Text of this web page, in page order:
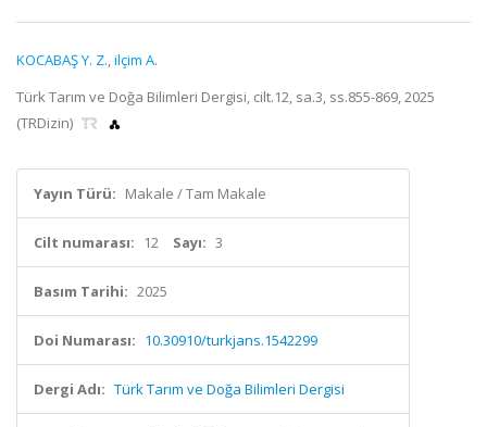
KOCABAŞ Y. Z.,ilçim A.
Türk Tarım ve Doğa Bilimleri Dergisi, cilt.12, sa.3, ss.855-869, 2025
(TRDizin)
Yayın Türü: Makale / Tam Makale
Cilt numarası: 12 Sayı: 3
Basım Tarihi: 2025
Doi Numarası: 10.30910/turkjans.1542299
Dergi Adı: Türk Tarım ve Doğa Bilimleri Dergisi